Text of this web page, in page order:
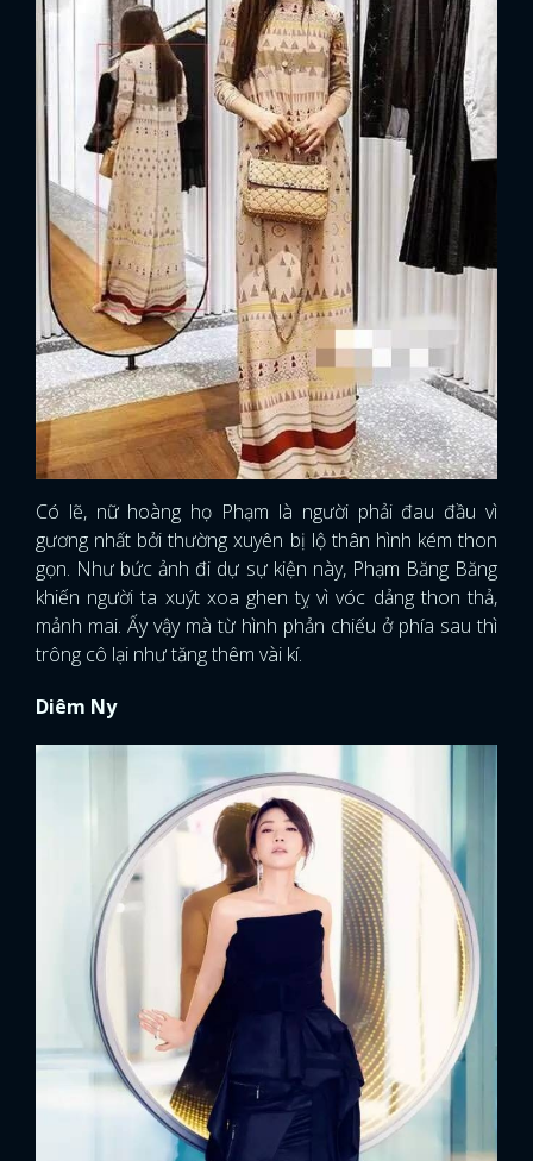
Có lẽ, nữ hoàng họ Phạm là người phải đau đầu vì
gương nhất bởi thường xuyên bị lộ thân hình kém thon
gọn. Như bức ảnh đi dự sự kiện này, Phạm Băng Băng
khiến người ta xuýt xoa ghen tỵ vì vóc dảng thon thả,
mảnh mai. Ấy vậy mà từ hình phản chiếu ở phía sau thì
trông cô lại như tăng thêm vài kí.
Diêm Ny